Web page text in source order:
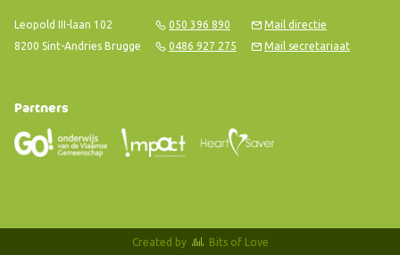
Leopold III-laan 102
8200 Sint-Andries Brugge
050 396 890
0486 927 275
Mail directie
Mail secretariaat
Partners
Created by Bits of Love